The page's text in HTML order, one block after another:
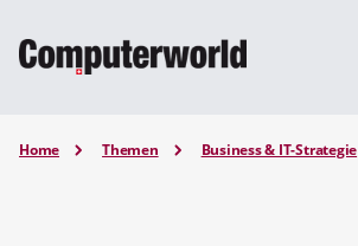
Home Themen Business & IT-Strategie